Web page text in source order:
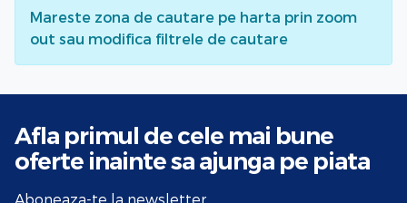
Mareste zona de cautare pe harta prin zoom
out sau modifica filtrele de cautare
Afla primul de cele mai bune
oferte inainte sa ajunga pe piata
Aboneaza-te la newsletter